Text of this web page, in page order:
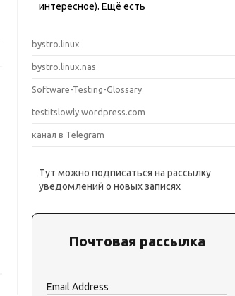
интересное). Ещё есть
bystro.linux
bystro.linux.nas
Software-Testing-Glossary
testitslowly.wordpress.com
канал в Telegram
Тут можно подписаться на рассылку
уведомлений о новых записях
Почтовая рассылка
Email Address